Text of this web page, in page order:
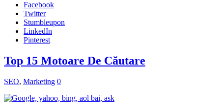
Facebook
Twitter
Stumbleupon
LinkedIn
Pinterest
Top 15 Motoare De Căutare
SEO, Marketing 0